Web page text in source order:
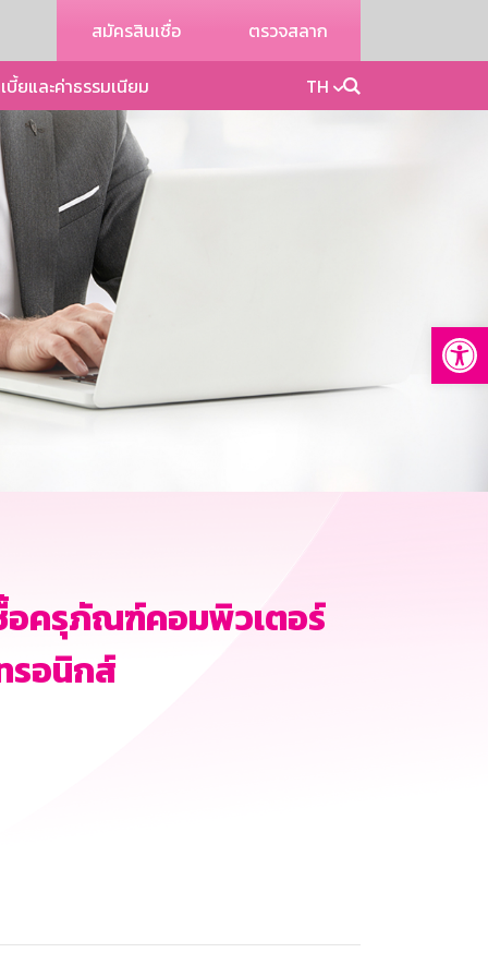
สมัครสินเชื่อ ตรวจสลาก
บี้ยและค่าธรรมเนียม TH
ซื้อครุภัณฑ์คอมพิวเตอร์
รอนิกส์